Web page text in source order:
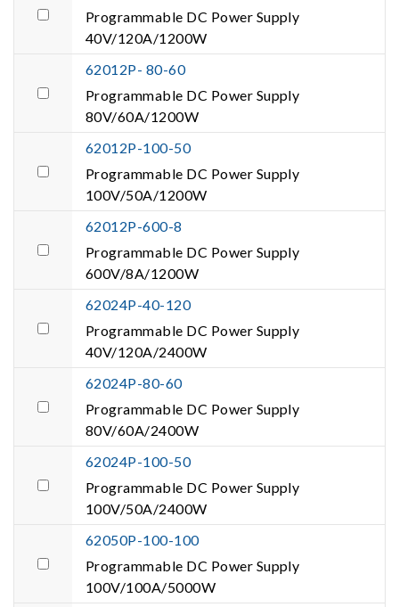
Programmable DC Power Supply
40V/120A/1200W
62012P- 80-60
Programmable DC Power Supply
80V/60A/1200W
62012P-100-50
Programmable DC Power Supply
100V/50A/1200W
62012P-600-8
Programmable DC Power Supply
600V/8A/1200W
62024P-40-120
Programmable DC Power Supply
40V/120A/2400W
62024P-80-60
Programmable DC Power Supply
80V/60A/2400W
62024P-100-50
Programmable DC Power Supply
100V/50A/2400W
62050P-100-100
Programmable DC Power Supply
100V/100A/5000W